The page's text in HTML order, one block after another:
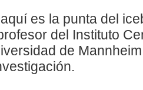
es la punta del
del Instituto
de